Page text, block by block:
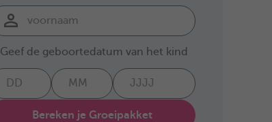
Geef de geboortedatum van het kind
Bereken je Groeipakket